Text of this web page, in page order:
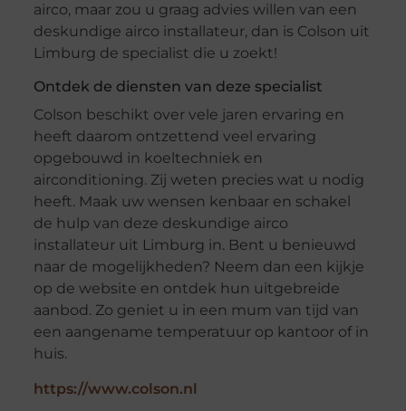
airco, maar zou u graag advies willen van een
deskundige airco installateur, dan is Colson uit
Limburg de specialist die u zoekt!
Ontdek de diensten van deze specialist
Colson beschikt over vele jaren ervaring en
heeft daarom ontzettend veel ervaring
opgebouwd in koeltechniek en
airconditioning. Zij weten precies wat u nodig
heeft. Maak uw wensen kenbaar en schakel
de hulp van deze deskundige airco
installateur uit Limburg in. Bent u benieuwd
naar de mogelijkheden? Neem dan een kijkje
op de website en ontdek hun uitgebreide
aanbod. Zo geniet u in een mum van tijd van
een aangename temperatuur op kantoor of in
huis.
https://www.colson.nl